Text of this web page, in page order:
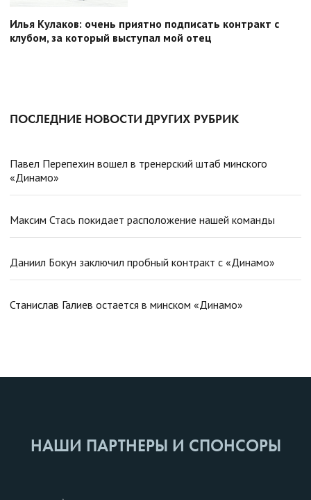
Илья Кулаков: очень приятно подписать контракт с
клубом, за который выступал мой отец
ПОСЛЕДНИЕ НОВОСТИ ДРУГИХ РУБРИК
Павел Перепехин вошел в тренерский штаб минского
«Динамо»
Максим Стась покидает расположение нашей команды
Даниил Бокун заключил пробный контракт с «Динамо»
Станислав Галиев остается в минском «Динамо»
НАШИ ПАРТНЕРЫ И СПОНСОРЫ